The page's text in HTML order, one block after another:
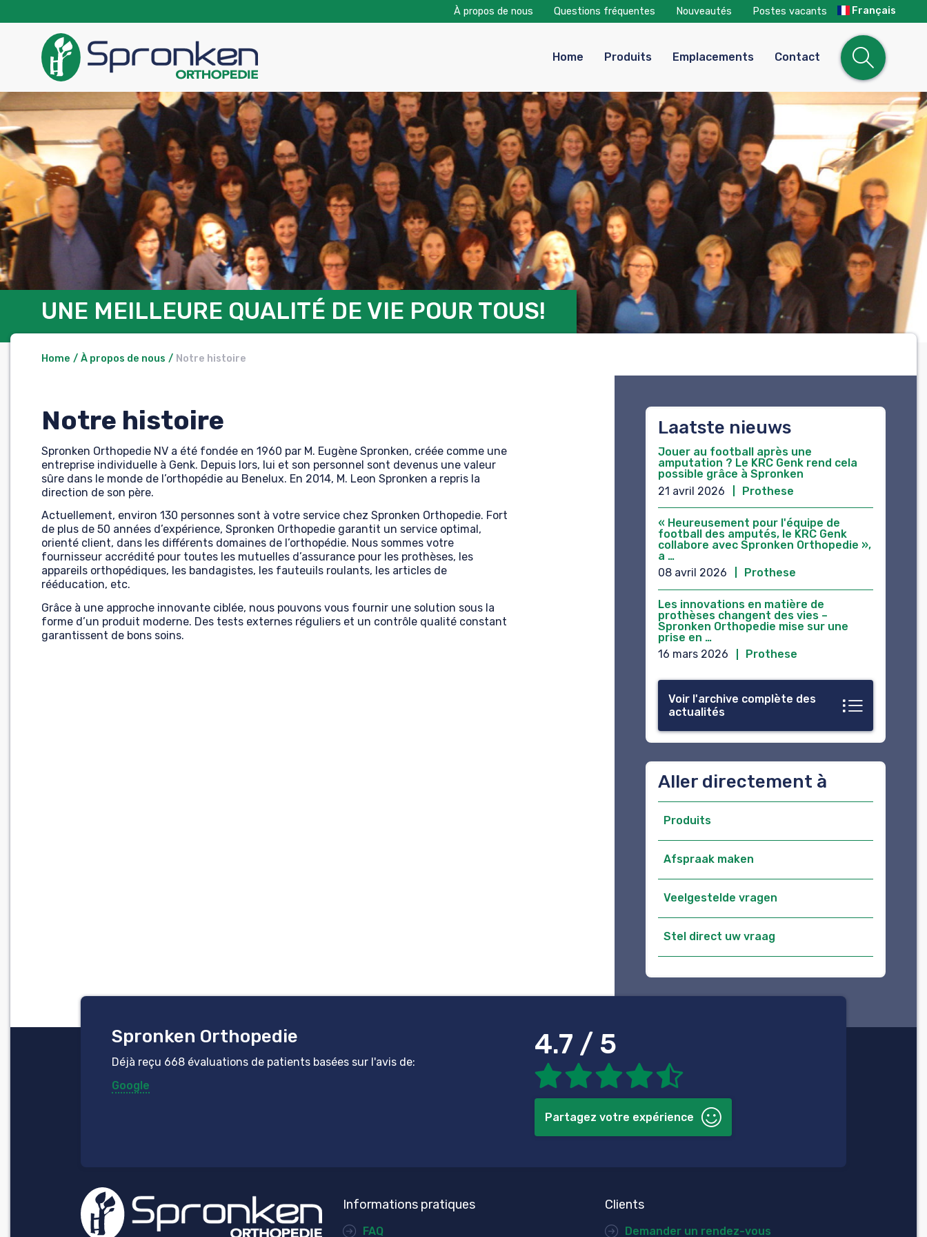
À propos de nous Questions fréquentes Nouveautés Postes vacants Français
Home Produits Emplacements Contact
UNE MEILLEURE QUALITÉ DE VIE POUR TOUS!
Home À propos de nous Notre histoire
Notre histoire
Spronken Orthopedie NV a été fondée en 1960 par M. Eugène Spronken, créée comme une
entreprise individuelle à Genk. Depuis lors, lui et son personnel sont devenus une valeur
sûre dans le monde de l’orthopédie au Benelux. En 2014, M. Leon Spronken a repris la
direction de son père.
Actuellement, environ 130 personnes sont à votre service chez Spronken Orthopedie. Fort
de plus de 50 années d’expérience, Spronken Orthopedie garantit un service optimal,
orienté client, dans les différents domaines de l’orthopédie. Nous sommes votre
fournisseur accrédité pour toutes les mutuelles d’assurance pour les prothèses, les
appareils orthopédiques, les bandagistes, les fauteuils roulants, les articles de
rééducation, etc.
Grâce à une approche innovante ciblée, nous pouvons vous fournir une solution sous la
forme d’un produit moderne. Des tests externes réguliers et un contrôle qualité constant
garantissent de bons soins.
Laatste nieuws
Jouer au football après une
amputation ? Le KRC Genk rend cela
possible grâce à Spronken
21 avril 2026
Prothese
« Heureusement pour l'équipe de
football des amputés, le KRC Genk
collabore avec Spronken Orthopedie »,
a …
08 avril 2026
Prothese
Les innovations en matière de
prothèses changent des vies –
Spronken Orthopedie mise sur une
prise en …
16 mars 2026
Prothese
Voir l'archive complète des
actualités
Aller directement à
Produits
Afspraak maken
Veelgestelde vragen
Stel direct uw vraag
Spronken Orthopedie
Déjà reçu 668 évaluations de patients basées sur l'avis de:
Google
4.7 / 5
Partagez votre expérience
Informations pratiques
FAQ
Clients
Demander un rendez-vous